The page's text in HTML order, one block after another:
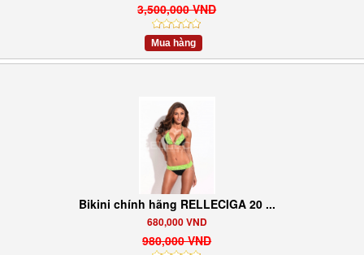
3,500,000 VND
Mua hàng
Bikini chính hãng RELLECIGA 20 ...
680,000 VND
980,000 VND